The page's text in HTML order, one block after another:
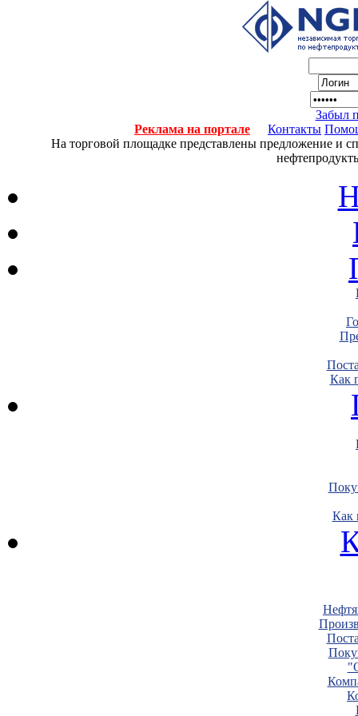
Забыл
Реклама на портале
Контакты
На торговой площадке представлены предложение и
Как
Как